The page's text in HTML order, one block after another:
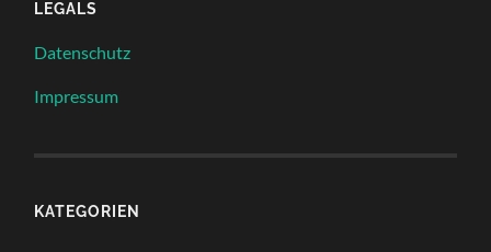
LEGALS
Datenschutz
Impressum
KATEGORIEN